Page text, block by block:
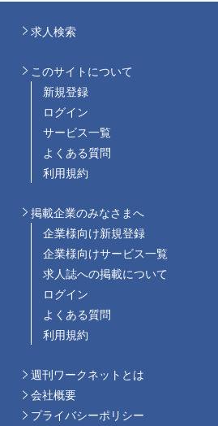
求人検索
このサイトについて
新規登録
ログイン
サービス一覧
よくある質問
利用規約
掲載企業のみなさまへ
企業様向け新規登録
企業様向けサービス一覧
求人誌への掲載について
ログイン
よくある質問
利用規約
週刊ワークネットとは
会社概要
プライバシーポリシー